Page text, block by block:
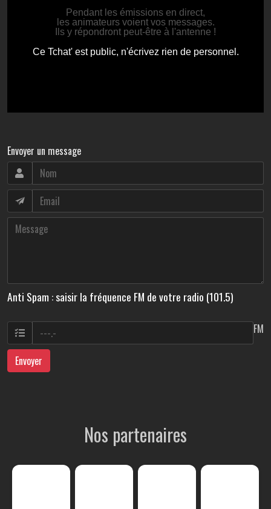
Envoyer un message
Anti Spam : saisir la fréquence FM de votre radio (101.5)
FM
Envoyer
Nos partenaires